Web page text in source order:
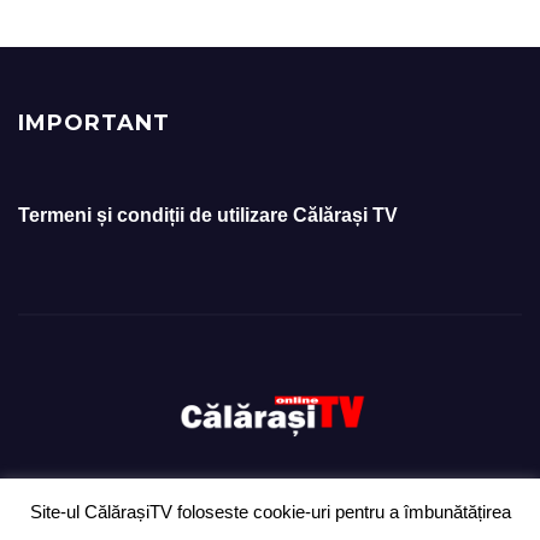
IMPORTANT
Termeni și condiții de utilizare Călărași TV
Site-ul CălărașiTV foloseste cookie-uri pentru a îmbunătățirea